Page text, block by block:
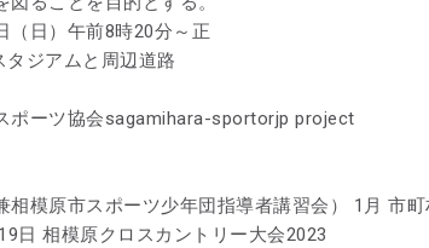
（日）午前8時20分～正
ジアムと周辺道路
ポーツ協会sagamihara-sportorjp project
相模原市スポーツ少年団指導者講習会） 1月 市町
日 相模原クロスカントリー大会2023